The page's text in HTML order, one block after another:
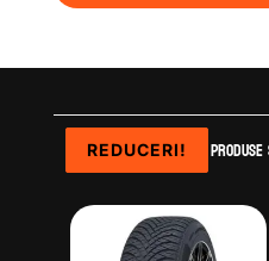
REDUCERI!
REDUCERI!
REDUCERI!